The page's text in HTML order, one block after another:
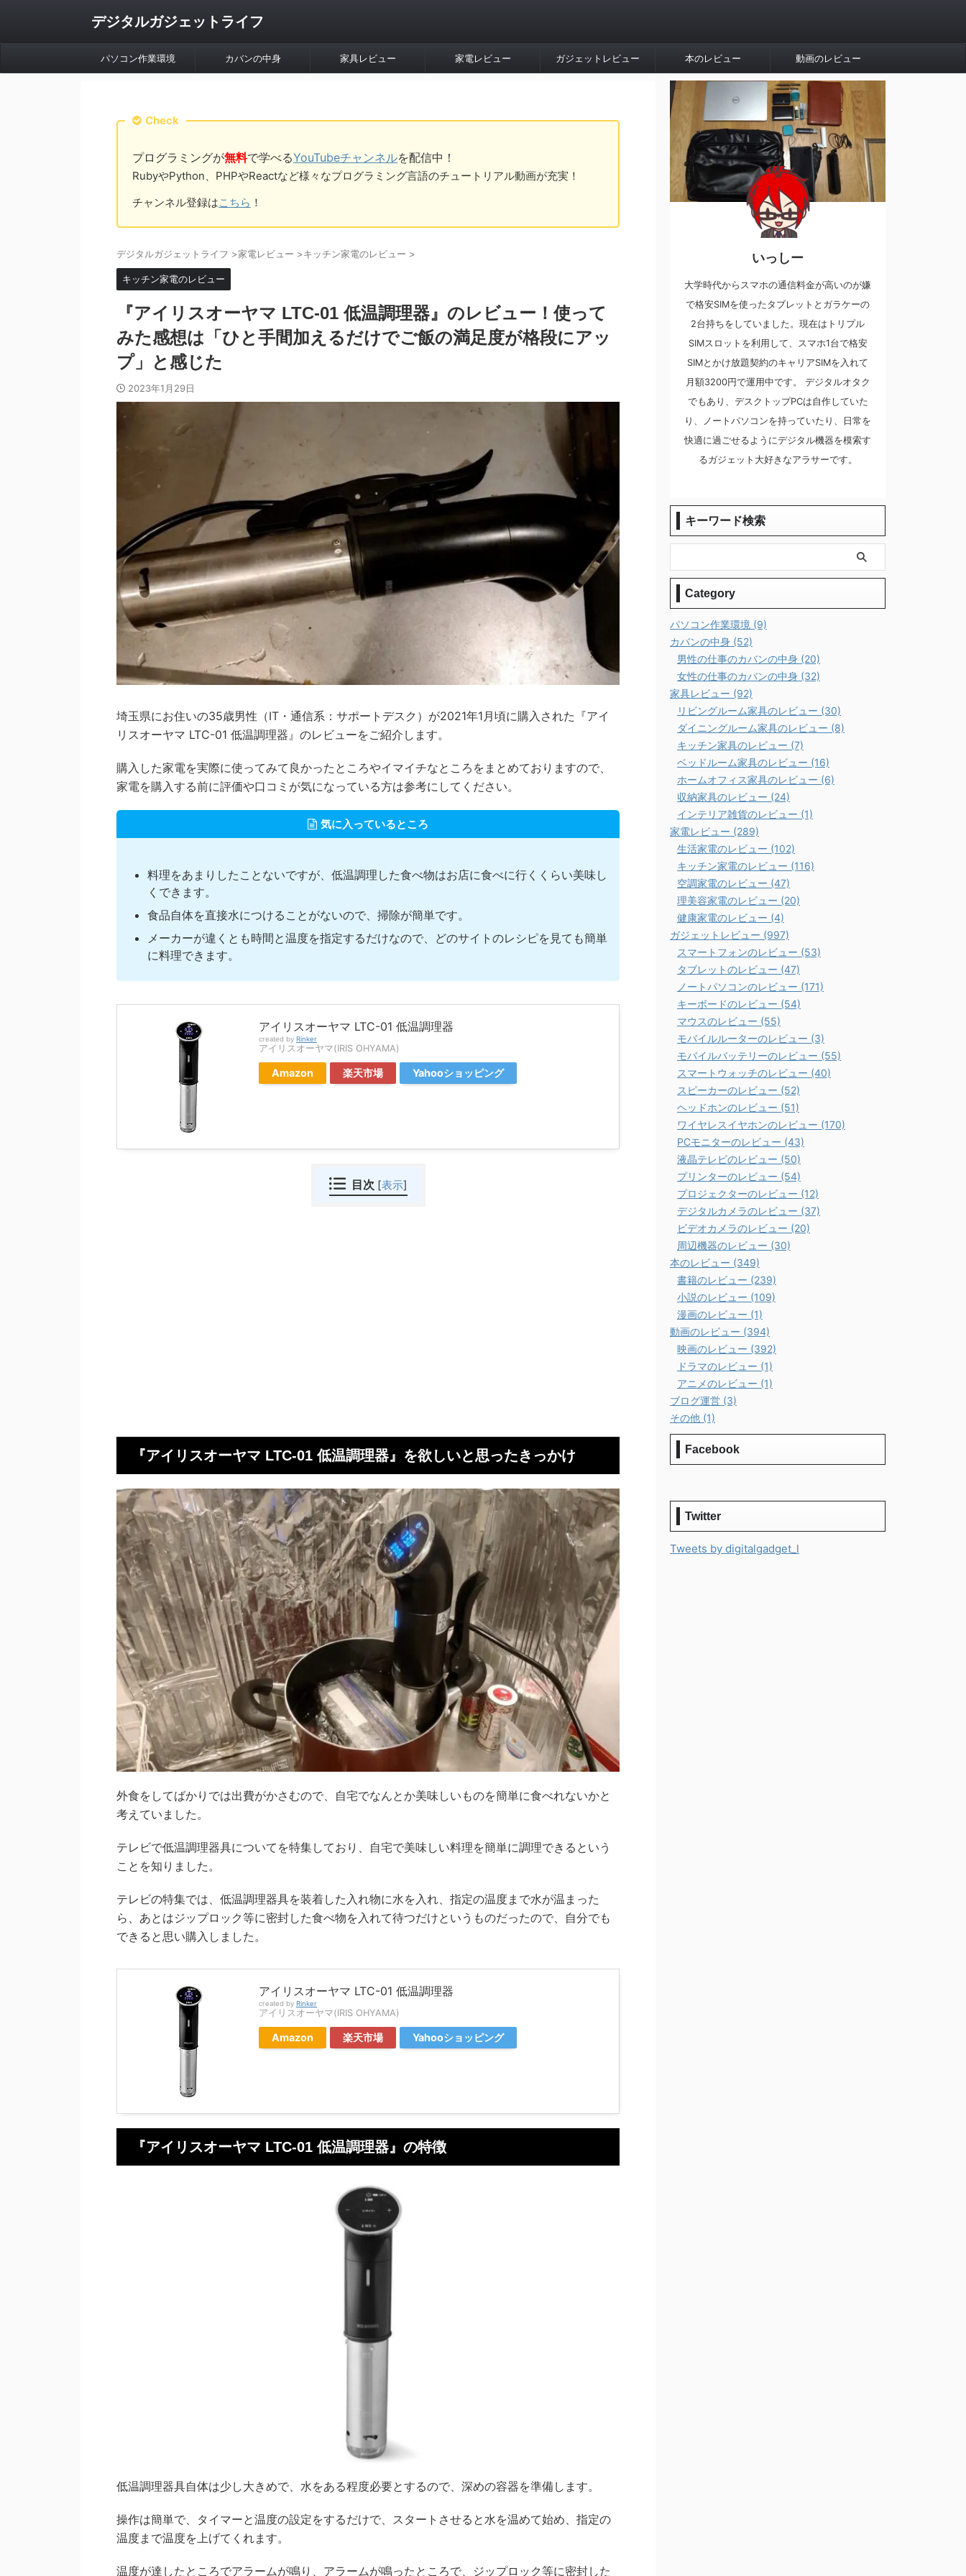
デジタルガジェットライフ
パソコン作業環境 カバンの中身 家具レビュー 家電レビュー ガジェットレビュー 本のレビュー 動画のレビュー
Check
プログラミングが無料で学べるYouTubeチャンネルを配信中！
RubyやPython、PHPやReactなど様々なプログラミング言語のチュートリアル動画が充実！
チャンネル登録はこちら ！
デジタルガジェットライフ >家電レビュー >キッチン家電のレビュー >
キッチン家電のレビュー
『アイリスオーヤマ LTC-01 低温調理器』のレビュー！使って
みた感想は「ひと手間加えるだけでご飯の満足度が格段にアッ
プ」と感じた
2023年1月29日
埼玉県にお住いの35歳男性（IT・通信系：サポートデスク）が2021年1月頃に購入された『アイ
リスオーヤマ LTC-01 低温調理器』のレビューをご紹介します。
購入した家電を実際に使ってみて良かったところやイマイチなところをまとめておりますので、
家電を購入する前に評価や口コミが気になっている方は参考にしてください。
気に入っているところ
料理をあまりしたことないですが、低温調理した食べ物はお店に食べに行くくらい美味し
くできます。
食品自体を直接水につけることがないので、掃除が簡単です。
メーカーが違くとも時間と温度を指定するだけなので、どのサイトのレシピを見ても簡単
に料理できます。
アイリスオーヤマ LTC-01 低温調理器
created by Rinker
アイリスオーヤマ(IRIS OHYAMA)
Amazon 楽天市場 Yahooショッピング
目次 [表示]
『アイリスオーヤマ LTC-01 低温調理器』を欲しいと思ったきっかけ
外食をしてばかりでは出費がかさむので、自宅でなんとか美味しいものを簡単に食べれないかと
考えていました。
テレビで低温調理器具についてを特集しており、自宅で美味しい料理を簡単に調理できるという
ことを知りました。
テレビの特集では、低温調理器具を装着した入れ物に水を入れ、指定の温度まで水が温まった
ら、あとはジップロック等に密封した食べ物を入れて待つだけというものだったので、自分でも
できると思い購入しました。
アイリスオーヤマ LTC-01 低温調理器
created by Rinker
アイリスオーヤマ(IRIS OHYAMA)
Amazon 楽天市場 Yahooショッピング
『アイリスオーヤマ LTC-01 低温調理器』の特徴
低温調理器具自体は少し大きめで、水をある程度必要とするので、深めの容器を準備します。
操作は簡単で、タイマーと温度の設定をするだけで、スタートさせると水を温めて始め、指定の
温度まで温度を上げてくれます。
温度が達したところでアラームが鳴り、アラームが鳴ったところで、ジップロック等に密封した
いっしー
大学時代からスマホの通信料金が高いのが嫌
で格安SIMを使ったタブレットとガラケーの
2台持ちをしていました。現在はトリプル
SIMスロットを利用して、スマホ1台で格安
SIMとかけ放題契約のキャリアSIMを入れて
月額3200円で運用中です。 デジタルオタク
でもあり、デスクトップPCは自作していた
り、ノートパソコンを持っていたり、日常を
快適に過ごせるようにデジタル機器を模索す
るガジェット大好きなアラサーです。
キーワード検索
Category
パソコン作業環境 (9)
カバンの中身 (52)
男性の仕事のカバンの中身 (20)
女性の仕事のカバンの中身 (32)
家具レビュー (92)
リビングルーム家具のレビュー (30)
ダイニングルーム家具のレビュー (8)
キッチン家具のレビュー (7)
ベッドルーム家具のレビュー (16)
ホームオフィス家具のレビュー (6)
収納家具のレビュー (24)
インテリア雑貨のレビュー (1)
家電レビュー (289)
生活家電のレビュー (102)
キッチン家電のレビュー (116)
空調家電のレビュー (47)
理美容家電のレビュー (20)
健康家電のレビュー (4)
ガジェットレビュー (997)
スマートフォンのレビュー (53)
タブレットのレビュー (47)
ノートパソコンのレビュー (171)
キーボードのレビュー (54)
マウスのレビュー (55)
モバイルルーターのレビュー (3)
モバイルバッテリーのレビュー (55)
スマートウォッチのレビュー (40)
スピーカーのレビュー (52)
ヘッドホンのレビュー (51)
ワイヤレスイヤホンのレビュー (170)
PCモニターのレビュー (43)
液晶テレビのレビュー (50)
プリンターのレビュー (54)
プロジェクターのレビュー (12)
デジタルカメラのレビュー (37)
ビデオカメラのレビュー (20)
周辺機器のレビュー (30)
本のレビュー (349)
書籍のレビュー (239)
小説のレビュー (109)
漫画のレビュー (1)
動画のレビュー (394)
映画のレビュー (392)
ドラマのレビュー (1)
アニメのレビュー (1)
ブログ運営 (3)
その他 (1)
Facebook
Twitter
Tweets by digitalgadget_l